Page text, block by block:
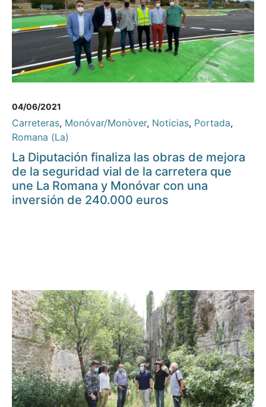
04/06/2021
Carreteras, Monóvar/Monòver, Noticias, Portada,
Romana (La)
La Diputación finaliza las obras de mejora
de la seguridad vial de la carretera que
une La Romana y Monóvar con una
inversión de 240.000 euros